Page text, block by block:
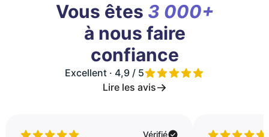
Vous êtes 3 000+
à nous faire
confiance
Excellent · 4,9 / 5
Lire les avis
Vérifié